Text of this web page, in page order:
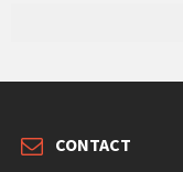
CONTACT